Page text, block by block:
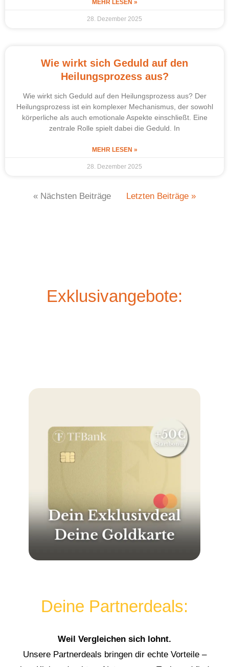
MEHR LESEN »
28. Dezember 2025
Wie wirkt sich Geduld auf den
Heilungsprozess aus?
Wie wirkt sich Geduld auf den Heilungsprozess aus? Der
Heilungsprozess ist ein komplexer Mechanismus, der sowohl
körperliche als auch emotionale Aspekte einschließt. Eine
zentrale Rolle spielt dabei die Geduld. In
MEHR LESEN »
28. Dezember 2025
« Nächsten Beiträge Letzten Beiträge »
Exklusivangebote:
Deine Partnerdeals:
Weil Vergleichen sich lohnt.
Unsere Partnerdeals bringen dir echte Vorteile –